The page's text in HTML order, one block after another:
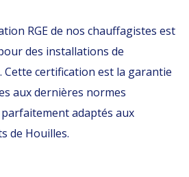
RGE de nos chauffagistes est
des installations de
Cette certification est la garantie
aux dernières normes
adaptés aux
de Houilles.